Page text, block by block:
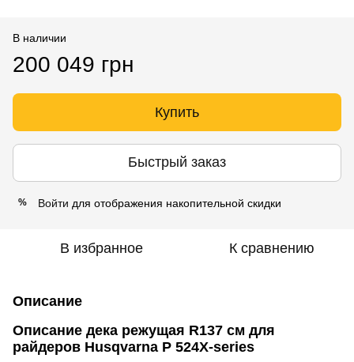
В наличии
200 049 грн
Купить
Быстрый заказ
% Войти для отображения накопительной скидки
В избранное К сравнению
Описание
Описание дека режущая R137 см для
райдеров Husqvarna P 524X-series